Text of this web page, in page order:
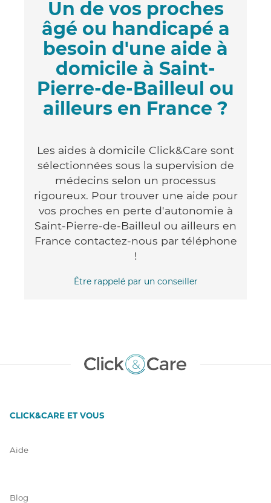
Un de vos proches
âgé ou handicapé a
besoin d'une aide à
domicile à Saint-
Pierre-de-Bailleul ou
ailleurs en France ?
Les aides à domicile Click&Care sont
sélectionnées sous la supervision de
médecins selon un processus
rigoureux. Pour trouver une aide pour
vos proches en perte d'autonomie à
Saint-Pierre-de-Bailleul ou ailleurs en
France contactez-nous par téléphone
!
Être rappelé par un conseiller
CLICK&CARE ET VOUS
Aide
Blog